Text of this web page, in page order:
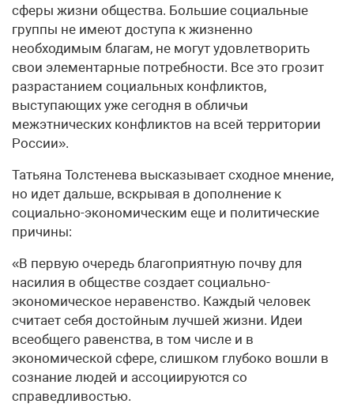
сферы жизни общества. Большие социальные
группы не имеют доступа к жизненно
необходимым благам, не могут удовлетворить
свои элементарные потребности. Все это грозит
разрастанием социальных конфликтов,
выступающих уже сегодня в обличьи
межэтнических конфликтов на всей территории
России».
Татьяна Толстенева высказывает сходное мнение,
но идет дальше, вскрывая в дополнение к
социально-экономическим еще и политические
причины:
«В первую очередь благоприятную почву для
насилия в обществе создает социально-
экономическое неравенство. Каждый человек
считает себя достойным лучшей жизни. Идеи
всеобщего равенства, в том числе и в
экономической сфере, слишком глубоко вошли в
сознание людей и ассоциируются со
справедливостью.